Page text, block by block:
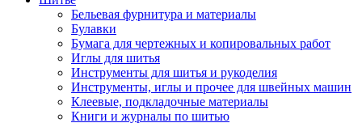
Бельевая фурнитура и материалы
Булавки
Бумага для чертежных и копировальных работ
Иглы для шитья
Инструменты для шитья и рукоделия
Инструменты, иглы и прочее для швейных машин
Клеевые, подкладочные материалы
Книги и журналы по шитью